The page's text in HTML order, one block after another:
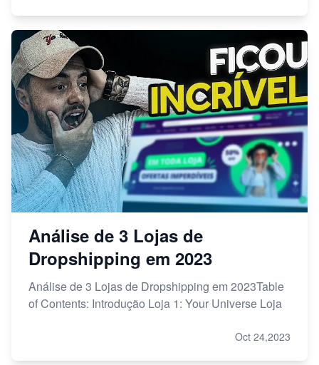
Análise de 3 Lojas de
Dropshipping em 2023
Análise de 3 Lojas de Dropshipping em 2023Table
of Contents: Introdução Loja 1: Your Universe Loja
Oct 24,2023